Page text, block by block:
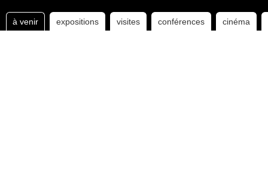
à venir expositions visites conférences cinéma